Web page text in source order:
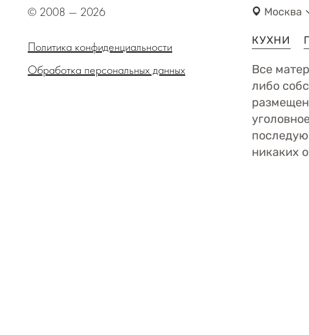
© 2008 — 2026
Политика конфиденциальности
Обработка персональных данных
Москва
КУХНИ
Все
либо
никаких